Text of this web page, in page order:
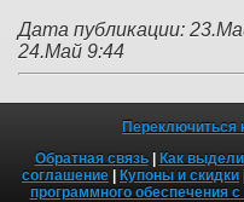
Дата публикации:
24.Май 9:44
Переключиться
Обратная связь| Как
соглашение | Купоны и скидки
программного обеспечения